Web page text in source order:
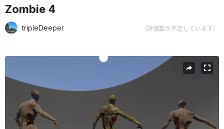
Zombie 4
tripleDeeper （評価数が不足しています）